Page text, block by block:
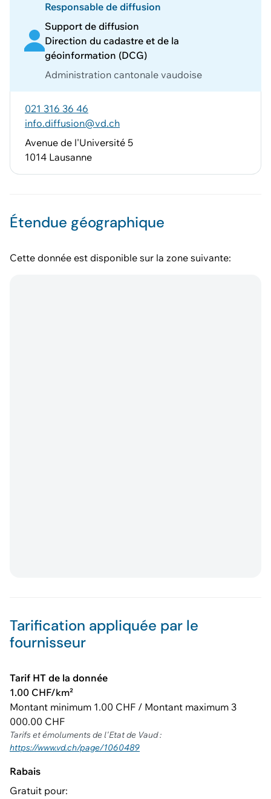
Responsable de diffusion
Support de diffusion
Direction du cadastre et de la
géoinformation (DCG)
Administration cantonale vaudoise
021 316 36 46
info.diffusion@vd.ch
Avenue de l'Université 5
1014 Lausanne
Étendue géographique
Cette donnée est disponible sur la zone suivante:
Tarification appliquée par le
fournisseur
Tarif HT de la donnée
1.00 CHF/km²
Montant minimum 1.00 CHF / Montant maximum 3
000.00 CHF
Tarifs et émoluments de l'Etat de Vaud :
https://www.vd.ch/page/1060489
Rabais
Gratuit pour: